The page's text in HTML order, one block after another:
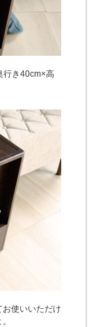
行き40cm×高
使いいただけ